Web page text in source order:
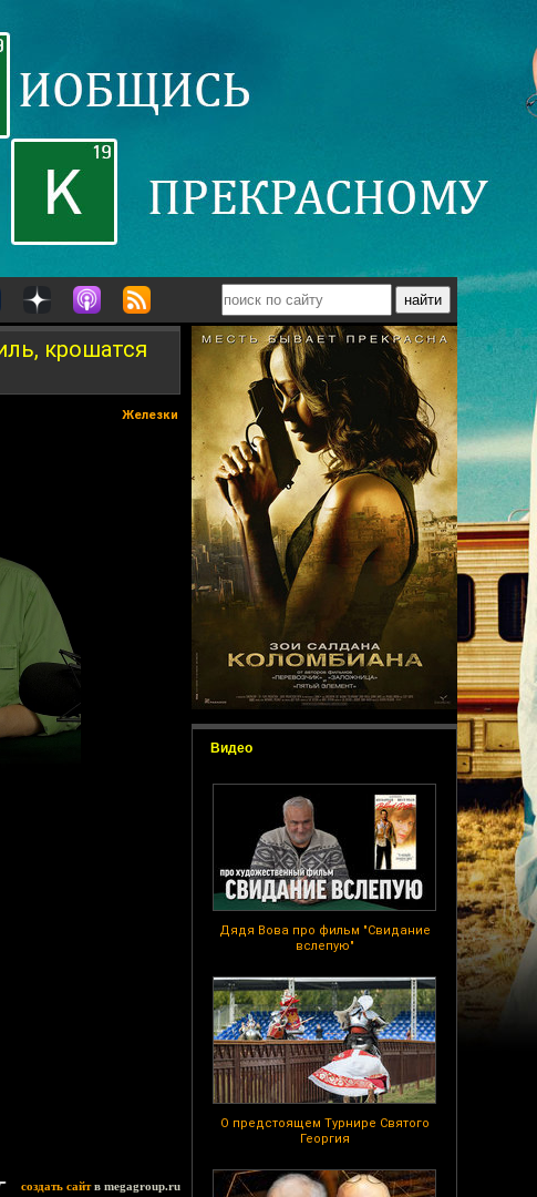
Видео
Дядя Вова про фильм "Свидание
вслепую"
О предстоящем Турнире Святого
Георгия
крошатся
Железки
создать сайтв megagroup.ru